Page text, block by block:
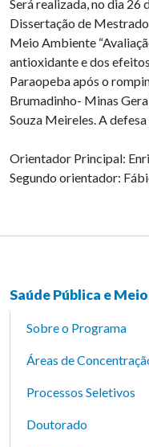
Será realizada, no dia 26
Dissertação de
Meio Ambiente
antioxidante e dos
Paraopeba após o
Brumadinho- Minas
Souza Meireles. A defesa
Orientador Principal:
Segundo orientador:
Saúde Pública e
Sobre o Programa
Áreas de
Processos Seletivos
Doutorado